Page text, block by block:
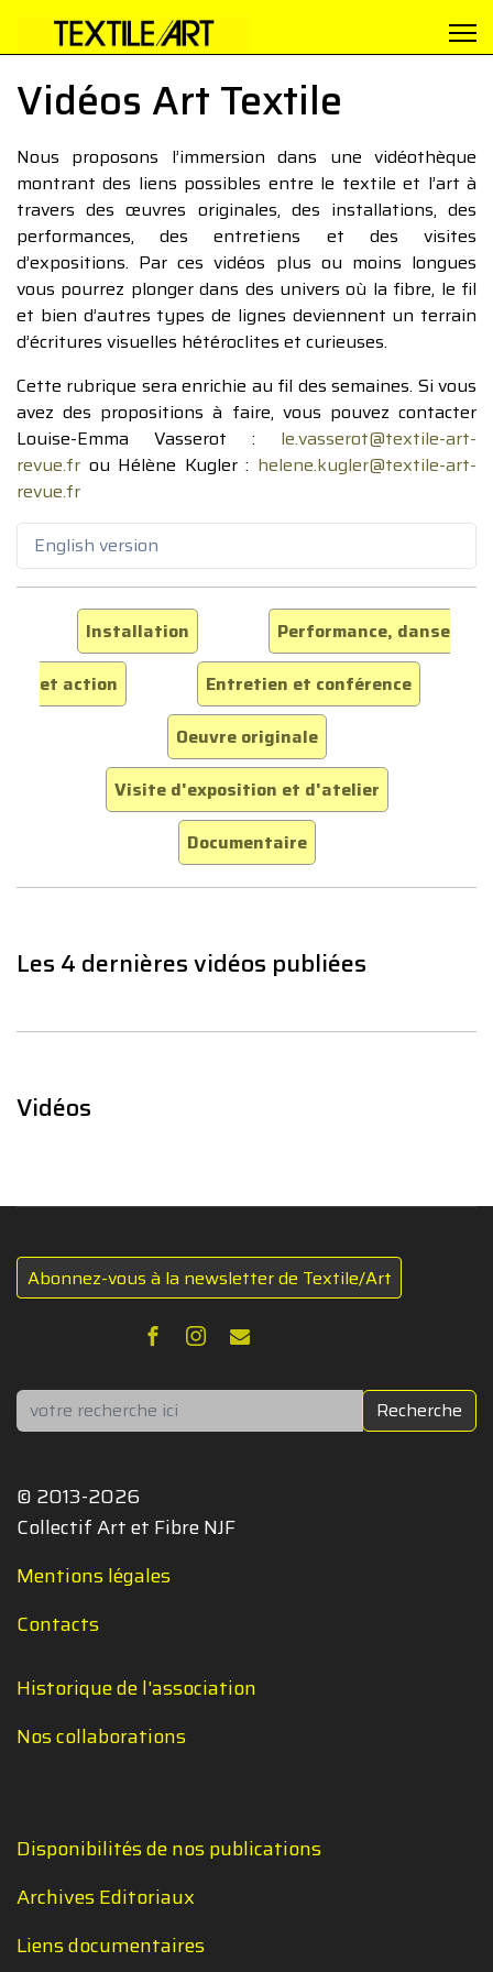
Vidéos Art Textile
Nous proposons l’immersion dans une vidéothèque
montrant des liens possibles entre le textile et l’art à
travers des œuvres originales, des installations, des
performances, des entretiens et des visites
d’expositions. Par ces vidéos plus ou moins longues
vous pourrez plonger dans des univers où la fibre, le fil
et bien d’autres types de lignes deviennent un terrain
d’écritures visuelles hétéroclites et curieuses.
Cette rubrique sera enrichie au fil des semaines. Si vous
avez des propositions à faire, vous pouvez contacter
Louise-Emma Vasserot : le.vasserot@textile-art-
revue.fr ou Hélène Kugler : helene.kugler@textile-art-
revue.fr
English version
Installation
Performance, danse
et action
Entretien et conférence
Oeuvre originale
Visite d'exposition et d'atelier
Documentaire
Les 4 dernières vidéos publiées
Vidéos
Abonnez-vous à la newsletter de Textile/Art
Rechercher Recherche
© 2013-2026
Collectif Art et Fibre NJF
Mentions légales
Contacts
Historique de l'association
Nos collaborations
Disponibilités de nos publications
Archives Editoriaux
Liens documentaires